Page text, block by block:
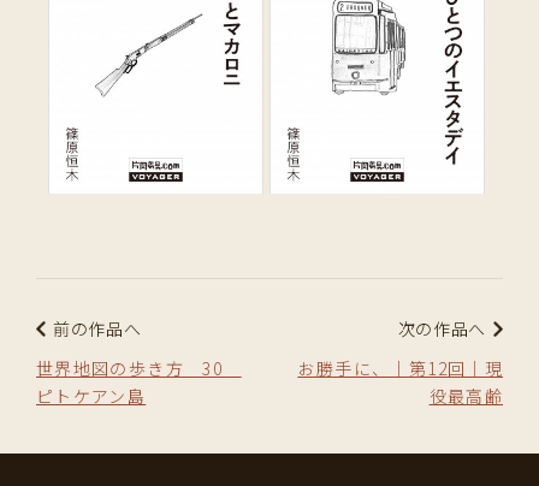
前の作品へ
世界地図の歩き方 30
ピトケアン島
次の作品へ
お勝手に、｜第12回｜現
役最高齢